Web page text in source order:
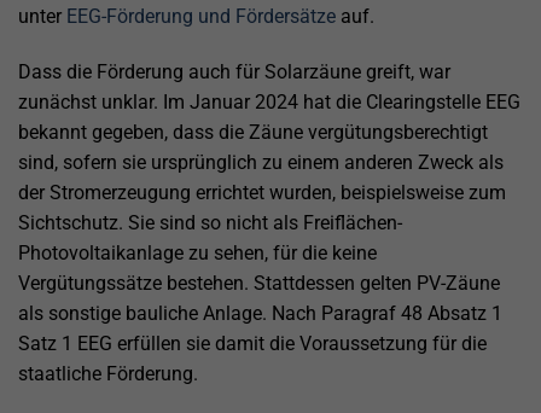
unter EEG-Förderung und Fördersätze auf.
Dass die Förderung auch für Solarzäune greift, war
zunächst unklar. Im Januar 2024 hat die Clearingstelle EEG
bekannt gegeben, dass die Zäune vergütungsberechtigt
sind, sofern sie ursprünglich zu einem anderen Zweck als
der Stromerzeugung errichtet wurden, beispielsweise zum
Sichtschutz. Sie sind so nicht als Freiflächen-
Photovoltaikanlage zu sehen, für die keine
Vergütungssätze bestehen. Stattdessen gelten PV-Zäune
als sonstige bauliche Anlage. Nach Paragraf 48 Absatz 1
Satz 1 EEG erfüllen sie damit die Voraussetzung für die
staatliche Förderung.